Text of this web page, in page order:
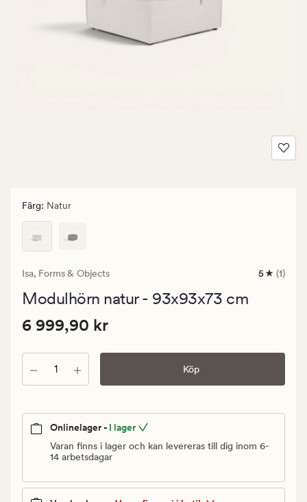
Färg: Natur
Isa, Forms & Objects
1
5
5 (1)
Modulhörn natur - 93x93x73 cm
Pris
999,90
kr.
Ordinarie
6
999,90
Pris 6 999,90 kr
6 999,90 kr
Antal Köp
Onlinelager - I lager
Varan finns i lager och kan levereras till dig inom 6-
14 arbetsdagar